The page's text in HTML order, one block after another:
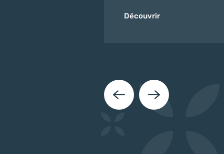
dans nos Ardennes, sans
Découvrir